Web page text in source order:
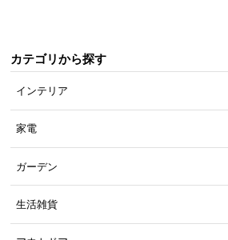
カテゴリから探す
インテリア
家電
ガーデン
生活雑貨